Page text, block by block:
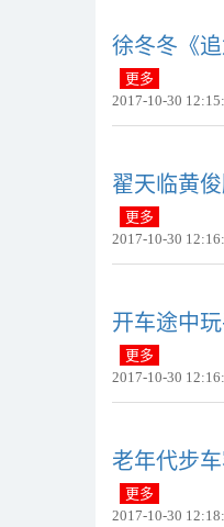
徐冬冬《
更多
2017-10-30
翟天临黄
更多
2017-10-30
开车途中
更多
2017-10-30
老年代步
更多
2017-10-30